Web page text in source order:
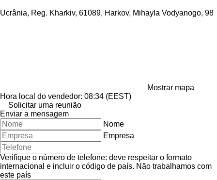
Ucrânia, Reg. Kharkiv, 61089, Harkov, Mihayla Vodyanogo, 98
Mostrar mapa
Hora local do vendedor: 08:34 (EEST)
Solicitar uma reunião
Enviar a mensagem
Nome
Empresa
Verifique o número de telefone: deve respeitar o formato
internacional e incluir o código de país. Não trabalhamos com
este país